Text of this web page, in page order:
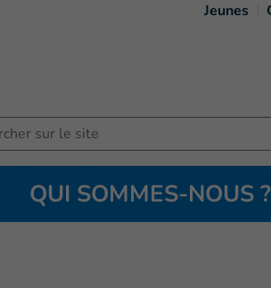
Jeunes
QUI SOMMES-NOUS ?